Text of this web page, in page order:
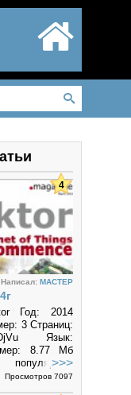
Написал: MACTEP
Год: 2014
3 Страниц:
Язык:
8.77 Mб
журнал по
>>>
Просмотров 7097
4